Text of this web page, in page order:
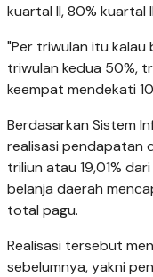
kuartal II, 80% kuartal
"Per triwulan itu
triwulan kedua 50%,
keempat mendekati
Berdasarkan Sistem
realisasi pendapatan
triliun atau 19,01%
belanja daerah
total pagu.
Realisasi tersebut
sebelumnya, yakni